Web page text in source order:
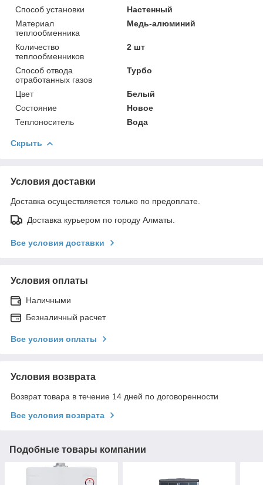
Способ установки
Настенный
Материал
теплообменника
Медь-алюминий
Количество
теплообменников
2 шт
Способ отвода
отработанных газов
Турбо
Цвет
Белый
Состояние
Новое
Теплоноситель
Вода
Скрыть
Условия доставки
Доставка осуществляется только по предоплате.
Доставка курьером по городу Алматы.
Все условия доставки
Условия оплаты
Наличными
Безналичный расчет
Все условия оплаты
Условия возврата
Возврат товара в течение 14 дней по договоренности
Все условия возврата
Подобные товары компании